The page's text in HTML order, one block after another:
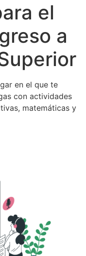
el
a
en el que te
con actividades
matemáticas y